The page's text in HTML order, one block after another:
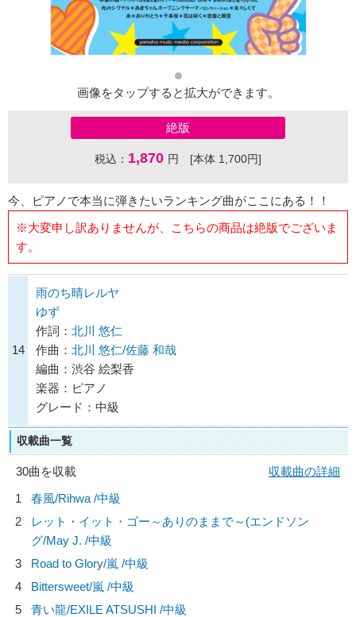
画像をタップすると拡大ができます。
絶版
税込： 1,870 円 [本体 1,700円]
今、ピアノで本当に弾きたいランキング曲がここにある！！
※大変申し訳ありませんが、こちらの商品は絶版でございま
す。
14
雨のち晴レルヤ
ゆず
作詞： 北川 悠仁
作曲： 北川 悠仁/佐藤 和哉
編曲：渋谷 絵梨香
楽器：ピアノ
グレード：中級
収載曲一覧
30曲を収載
収載曲の詳細
1
春風/Rihwa /中級
2
レット・イット・ゴー～ありのままで～(エンドソン
グ/May J. /中級
3
Road to Glory/嵐 /中級
4
Bittersweet/嵐 /中級
5
青い龍/EXILE ATSUSHI /中級